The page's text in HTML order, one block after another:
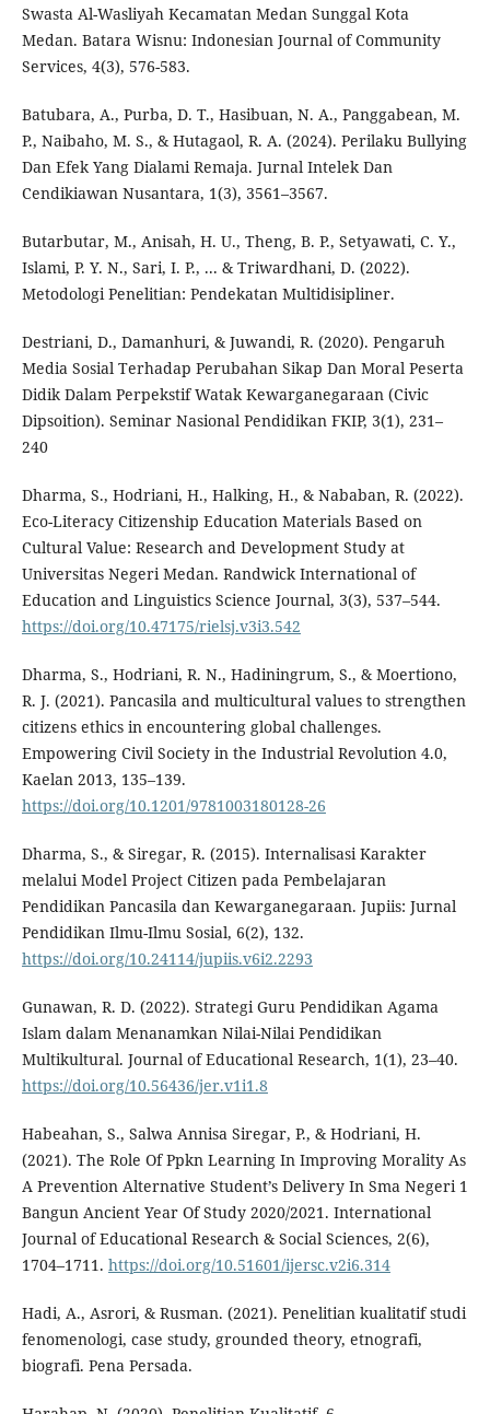
Swasta Al-Wasliyah Kecamatan Medan Sunggal Kota
Medan. Batara Wisnu: Indonesian Journal of Community
Services, 4(3), 576-583.
Batubara, A., Purba, D. T., Hasibuan, N. A., Panggabean, M.
P., Naibaho, M. S., & Hutagaol, R. A. (2024). Perilaku Bullying
Dan Efek Yang Dialami Remaja. Jurnal Intelek Dan
Cendikiawan Nusantara, 1(3), 3561–3567.
Butarbutar, M., Anisah, H. U., Theng, B. P., Setyawati, C. Y.,
Islami, P. Y. N., Sari, I. P., ... & Triwardhani, D. (2022).
Metodologi Penelitian: Pendekatan Multidisipliner.
Destriani, D., Damanhuri, & Juwandi, R. (2020). Pengaruh
Media Sosial Terhadap Perubahan Sikap Dan Moral Peserta
Didik Dalam Perpekstif Watak Kewarganegaraan (Civic
Dipsoition). Seminar Nasional Pendidikan FKIP, 3(1), 231–
240
Dharma, S., Hodriani, H., Halking, H., & Nababan, R. (2022).
Eco-Literacy Citizenship Education Materials Based on
Cultural Value: Research and Development Study at
Universitas Negeri Medan. Randwick International of
Education and Linguistics Science Journal, 3(3), 537–544.
https://doi.org/10.47175/rielsj.v3i3.542
Dharma, S., Hodriani, R. N., Hadiningrum, S., & Moertiono,
R. J. (2021). Pancasila and multicultural values to strengthen
citizens ethics in encountering global challenges.
Empowering Civil Society in the Industrial Revolution 4.0,
Kaelan 2013, 135–139.
https://doi.org/10.1201/9781003180128-26
Dharma, S., & Siregar, R. (2015). Internalisasi Karakter
melalui Model Project Citizen pada Pembelajaran
Pendidikan Pancasila dan Kewarganegaraan. Jupiis: Jurnal
Pendidikan Ilmu-Ilmu Sosial, 6(2), 132.
https://doi.org/10.24114/jupiis.v6i2.2293
Gunawan, R. D. (2022). Strategi Guru Pendidikan Agama
Islam dalam Menanamkan Nilai-Nilai Pendidikan
Multikultural. Journal of Educational Research, 1(1), 23–40.
https://doi.org/10.56436/jer.v1i1.8
Habeahan, S., Salwa Annisa Siregar, P., & Hodriani, H.
(2021). The Role Of Ppkn Learning In Improving Morality As
A Prevention Alternative Student’s Delivery In Sma Negeri 1
Bangun Ancient Year Of Study 2020/2021. International
Journal of Educational Research & Social Sciences, 2(6),
1704–1711. https://doi.org/10.51601/ijersc.v2i6.314
Hadi, A., Asrori, & Rusman. (2021). Penelitian kualitatif studi
fenomenologi, case study, grounded theory, etnografi,
biografi. Pena Persada.